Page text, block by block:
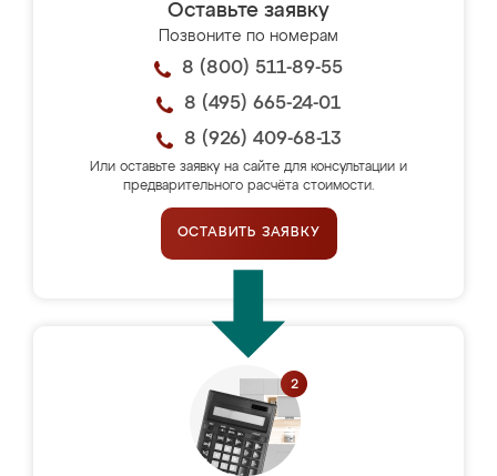
Оставьте заявку
Позвоните по номерам
8 (800) 511-89-55
8 (495) 665-24-01
8 (926) 409-68-13
Или оставьте заявку на сайте для консультации и
предварительного расчёта стоимости.
ОСТАВИТЬ ЗАЯВКУ